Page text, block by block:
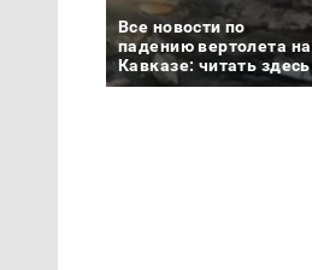
Все новости по
падению вертолета на
Кавказе: читать здесь